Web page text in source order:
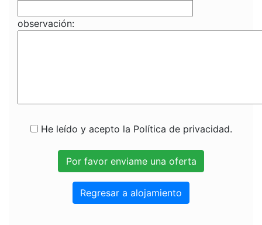
observación:
He leído y acepto la Política de privacidad.
Regresar a alojamiento